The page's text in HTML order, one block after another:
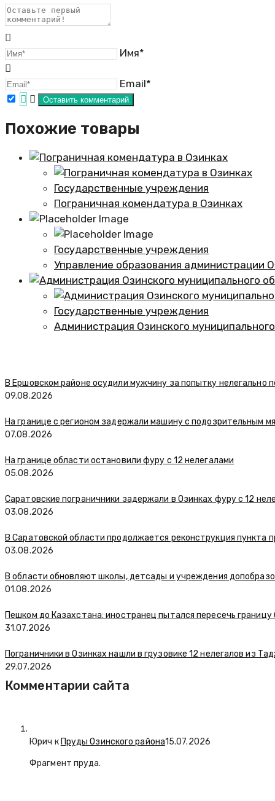
Имя*
Email*
Похожие товары
Государственные учреждения
Пограничная комендатура в Озинках
Государственные учреждения
Управление образования администрации
Государственные учреждения
Администрация Озинского
В Ершовском районе осудили мужчину за попытку нелегально
09.08.2026
На границе с регионом задержали машину с подозрительным
07.08.2026
На границе области остановили фуру с 12 нелегалами
05.08.2026
Саратовские пограничники задержали в Озинках фуру с 12
03.08.2026
В Саратовской области продолжается реконструкция пункта
03.08.2026
В области обновляют школы, детсады и учреждения
01.08.2026
Пешком до Казахстана: иностранец пытался пересечь
31.07.2026
Пограничники в Озинках нашли в грузовике 12 нелегалов из
29.07.2026
Комментарии сайта
Юрич кПруды Озинского района15.07.2026
Фрагмент пруда.